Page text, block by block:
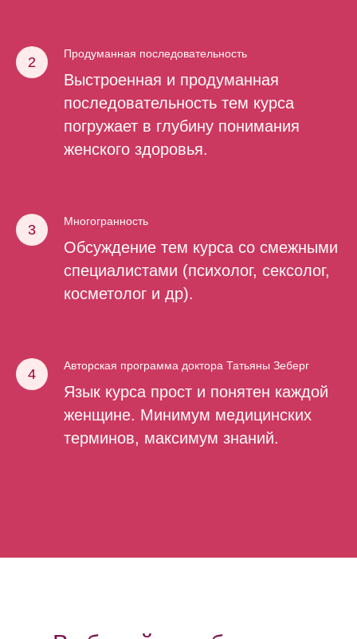
Продуманная последовательность
Выстроенная и продуманная
последовательность тем курса
погружает в глубину понимания
женского здоровья.
Многогранность
Обсуждение тем курса со смежными
специалистами (психолог, сексолог,
косметолог и др).
Авторская программа доктора Татьяны Зеберг
Язык курса прост и понятен каждой
женщине. Минимум медицинских
терминов, максимум знаний.